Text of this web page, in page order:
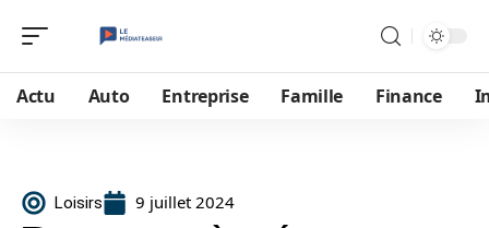
Actu Auto Entreprise Famille Finance
Loisirs 9 juillet 2024